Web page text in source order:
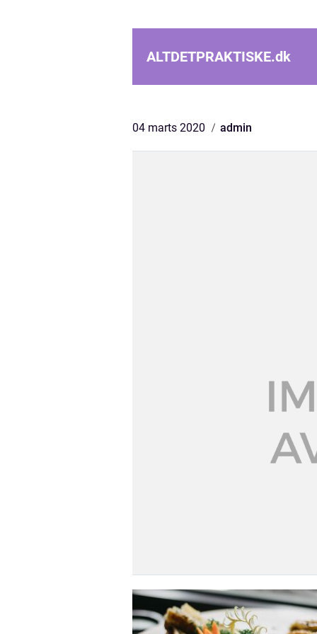
ALTDETPRAKTISKE.dk
04 marts 2020 admin